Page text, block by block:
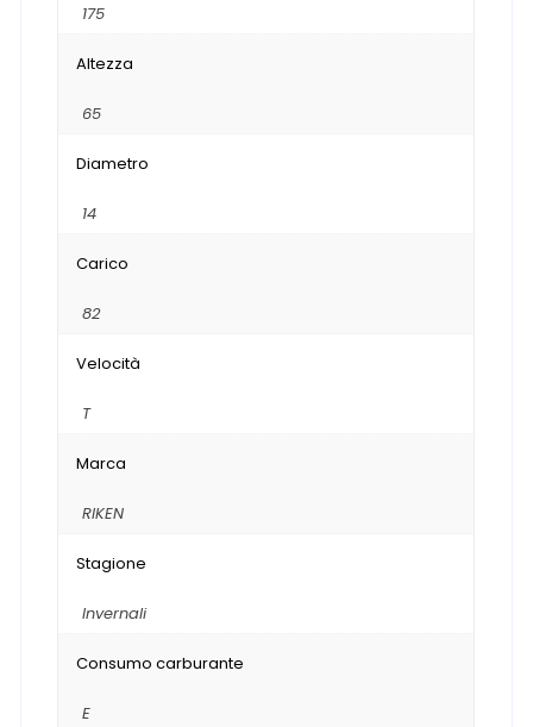
175
Altezza
65
Diametro
14
Carico
82
Velocità
T
Marca
RIKEN
Stagione
Invernali
Consumo carburante
E